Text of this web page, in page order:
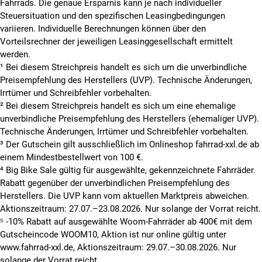
ausschließlich auf Straßen gefahren werden. Fahrradstraßen
dürfen mit S-Pedelecs nur dann befahren werden, wenn sie
für Kraftfahrzeuge allgemein oder für Krafträder freigegeben
sind. Auf allen anderen Radwegen oder im Wald und Feld
dürfen nur zulassungsfreie Pedelecs (bis 25 km/h) genutzt
werden.
✅DARF ICH EINEN KINDERSITZ ODER
ANHÄNGER MONTIEREN?
Nein, ein S-Pedelec ist laut Betriebserlaubnis ein einsitziges
Kraftfahrzeug. Es gibt aktuell auch keinen Fahrradanhänger
der für den Betrieb mit zulassungspflichtigem Zugfahrzeug
freigegeben ist.
✅BRAUCHE ICH EINE VERSICHERUNG
FÜR MEIN S-PEDELEC?
Wie in unseremE Bike Ratgeber vermerkt, ist es notwendig,
ein Elektro Bike mit 45 km/h zu versichern, da ein
Kennzeichen Pflicht ist. Die Haftpflichtversicherung gilt in der
Fahrrads. Die genaue Ersparnis kann je nach individueller
Steuersituation und den spezifischen Leasingbedingungen
variieren. Individuelle Berechnungen können über den
Vorteilsrechner der jeweiligen Leasinggesellschaft ermittelt
werden.
¹ Bei diesem Streichpreis handelt es sich um die unverbindliche
Preisempfehlung des Herstellers (UVP). Technische Änderungen,
Irrtümer und Schreibfehler vorbehalten.
² Bei diesem Streichpreis handelt es sich um eine ehemalige
unverbindliche Preisempfehlung des Herstellers (ehemaliger UVP).
Technische Änderungen, Irrtümer und Schreibfehler vorbehalten.
³ Der Gutschein gilt ausschließlich im Onlineshop fahrrad-xxl.de ab
einem Mindestbestellwert von 100 €.
⁴ Big Bike Sale gültig für ausgewählte, gekennzeichnete Fahrräder.
Rabatt gegenüber der unverbindlichen Preisempfehlung des
Herstellers. Die UVP kann vom aktuellen Marktpreis abweichen.
Aktionszeitraum: 27.07.–23.08.2026. Nur solange der Vorrat reicht.
⁵ -10% Rabatt auf ausgewählte Woom-Fahrräder ab 400€ mit dem
Gutscheincode WOOM10, Aktion ist nur online gültig unter
www.fahrrad-xxl.de, Aktionszeitraum: 29.07.–30.08.2026. Nur